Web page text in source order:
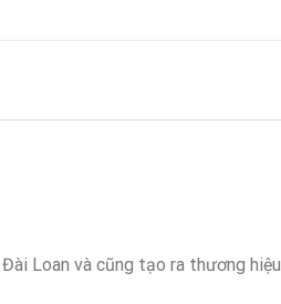
Loan và cũng tạo ra thương hiệu